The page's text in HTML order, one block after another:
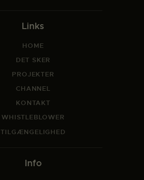
Links
HOME
DET SKER
PROJEKTER
CHANNEL
KONTAKT
WHISTLEBLOWER
TILGÆNGELIGHED
Info